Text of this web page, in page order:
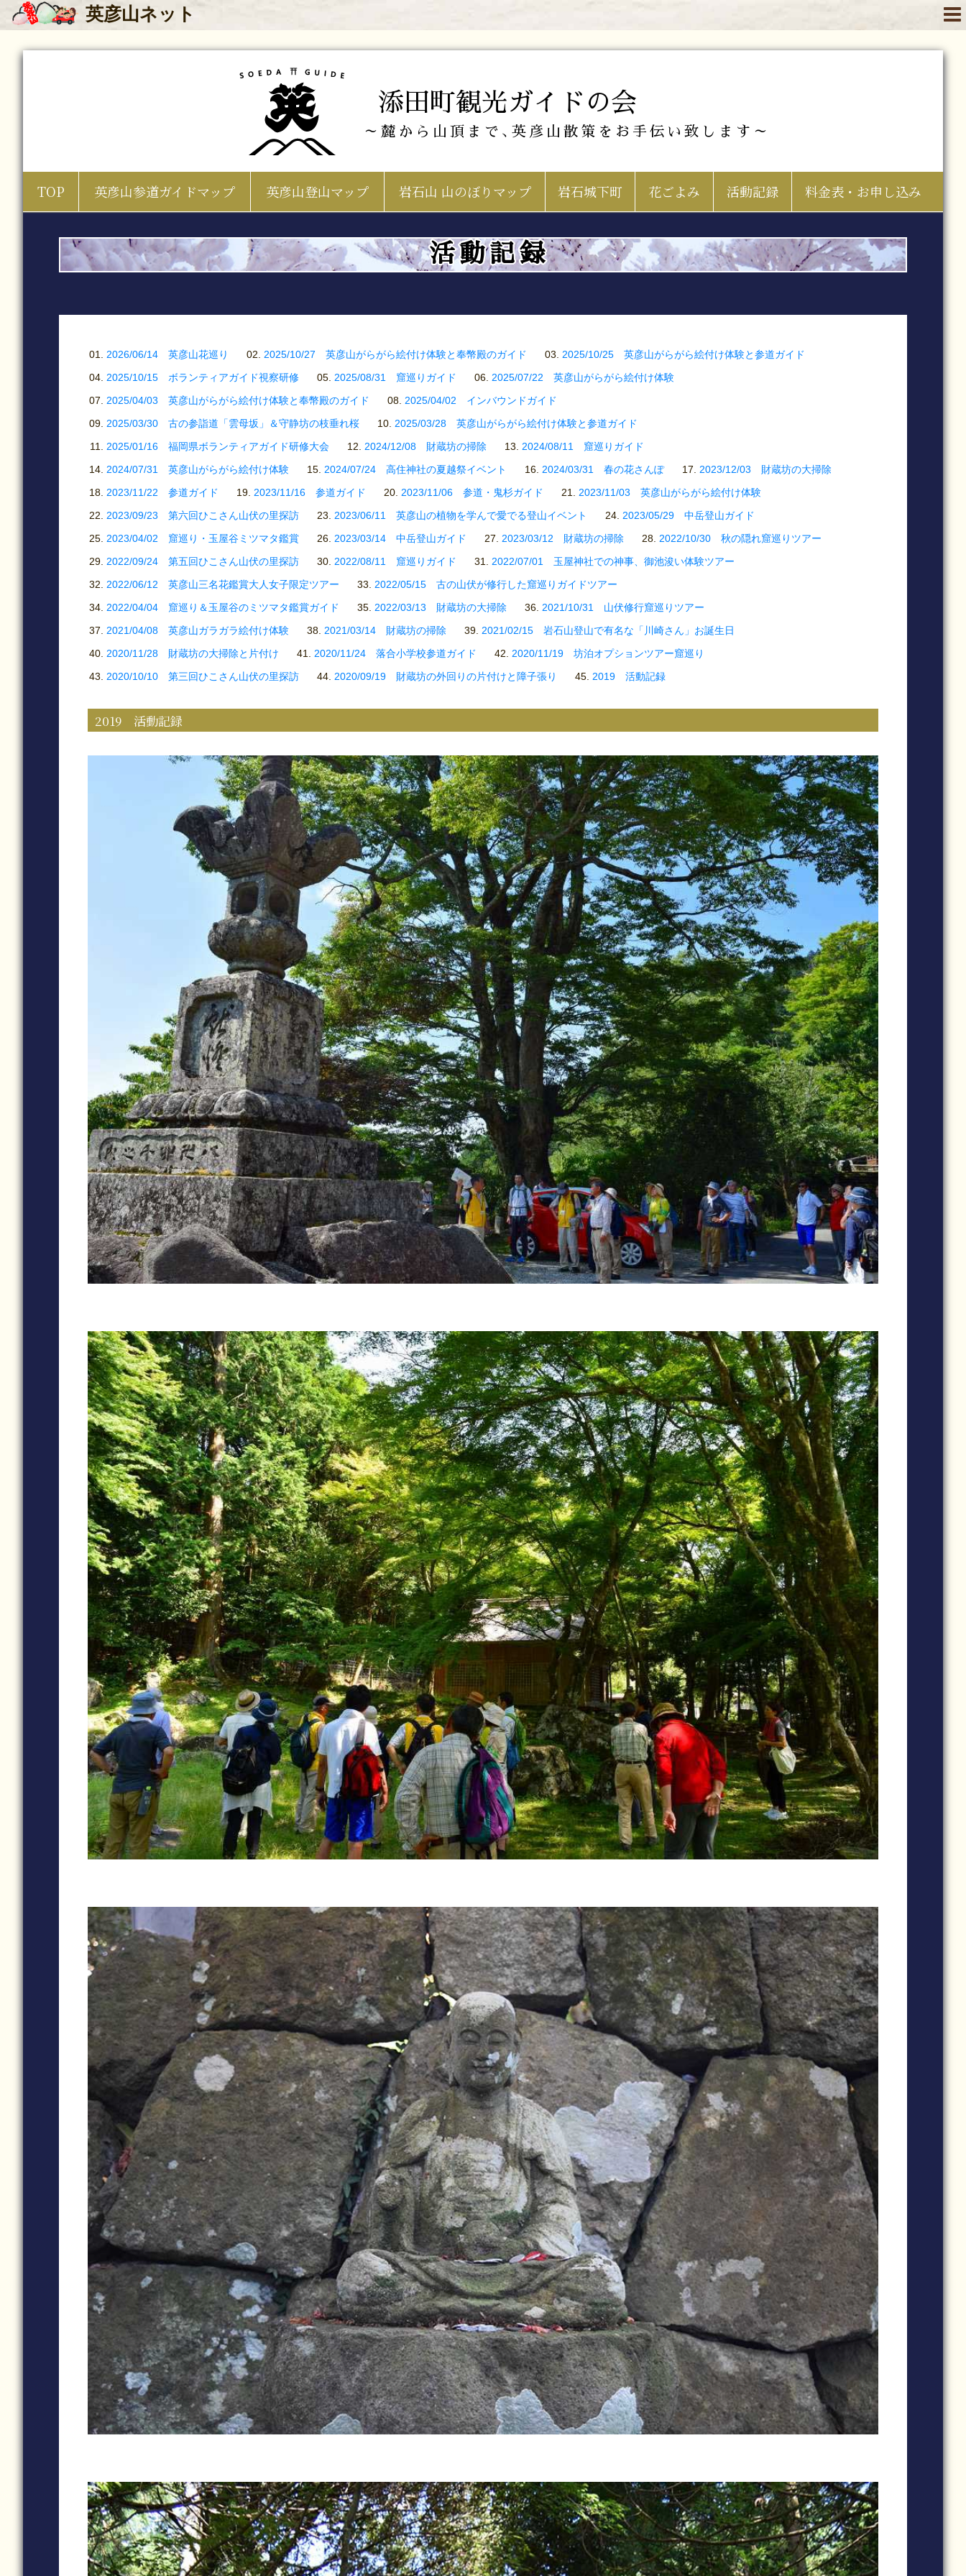
英彦山ネット
添田町観光ガイドの会
～麓から山頂まで､英彦山散策をお手伝い致します～
TOP 英彦山参道ガイドマップ 英彦山登山マップ 岩石山 山のぼりマップ 岩石城下町 花ごよみ 活動記録 料金表・お申し込み
活動記録
2026/06/14 英彦山花巡り 2025/10/27 英彦山がらがら絵付け体験と奉幣殿のガイド
2025/10/25 英彦山がらがら絵付け体験と参道ガイド
2025/10/15 ボランティアガイド視察研修
2025/08/31 窟巡りガイド
2025/07/22 英彦山がらがら絵付け体験
2025/04/03 英彦山がらがら絵付け体験と奉幣殿のガイド
2025/04/02 インバウンドガイド
2025/03/30 古の参詣道「雲母坂」＆守静坊の枝垂れ桜
2025/03/28 英彦山がらがら絵付け体験と参道ガイド
2025/01/16 福岡県ボランティアガイド研修大会
2024/12/08 財蔵坊の掃除
2024/08/11 窟巡りガイド
2024/07/31 英彦山がらがら絵付け体験
2024/07/24 高住神社の夏越祭イベント 2024/03/31 春の花さんぽ
2023/12/03 財蔵坊の大掃除
2023/11/22 参道ガイド
2023/11/16 参道ガイド 2023/11/06 参道・鬼杉ガイド
2023/11/03 英彦山がらがら絵付け体験
2023/09/23 第六回ひこさん山伏の里探訪
2023/06/11 英彦山の植物を学んで愛でる登山イベント
2023/05/29 中岳登山ガイド
2023/04/02 窟巡り・玉屋谷ミツマタ鑑賞
2023/03/14 中岳登山ガイド 2023/03/12 財蔵坊の掃除
2022/10/30 秋の隠れ窟巡りツアー
2022/09/24 第五回ひこさん山伏の里探訪
2022/08/11 窟巡りガイド
2022/07/01 玉屋神社での神事、御池浚い体験ツアー
2022/06/12 英彦山三名花鑑賞大人女子限定ツアー
2022/05/15 古の山伏が修行した窟巡りガイドツアー
2022/04/04 窟巡り＆玉屋谷のミツマタ鑑賞ガイド
2022/03/13 財蔵坊の大掃除
2021/10/31 山伏修行窟巡りツアー
2021/04/08 英彦山ガラガラ絵付け体験
2021/03/14 財蔵坊の掃除
2021/02/15 岩石山登山で有名な「川崎さん」お誕生日
2020/11/28 財蔵坊の大掃除と片付け
2020/11/24 落合小学校参道ガイド
2020/11/19 坊泊オプションツアー窟巡り
2020/10/10 第三回ひこさん山伏の里探訪
2020/09/19 財蔵坊の外回りの片付けと障子張り 2019 活動記録
2019 活動記録